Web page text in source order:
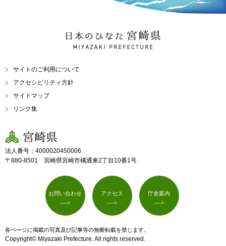
日本のひなた 宮崎県
MIYAZAKI PREFECTURE
サイトのご利用について
アクセシビリティ方針
サイトマップ
リンク集
宮崎県
法人番号：4000020450006
〒880-8501 宮崎県宮崎市橘通東2丁目10番1号
お問い合わせ アクセス 庁舎案内
各ページに掲載の写真及び記事等の無断転載を禁じます。
Copyright© Miyazaki Prefecture. All rights reserved.